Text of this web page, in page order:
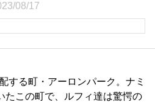
08/17
する町・アーロンパーク。ナミ
たこの町で、ルフィ達は驚愕の